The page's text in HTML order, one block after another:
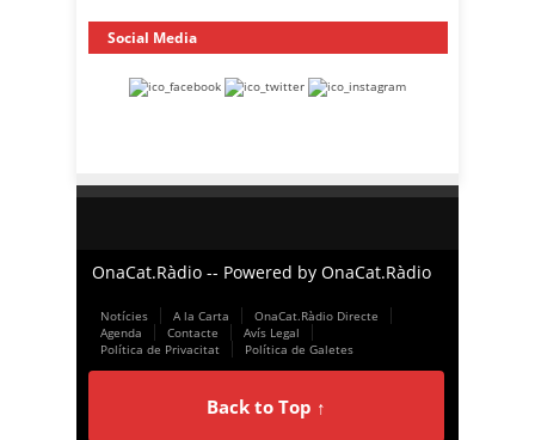
Social Media
OnaCat.Ràdio -- Powered by OnaCat.Ràdio
Notícies A la Carta
OnaCat.Ràdio Directe
Agenda
Contacte
Avís Legal
Política de Privacitat
Política de Galetes
Back to Top ↑